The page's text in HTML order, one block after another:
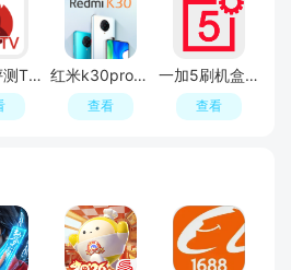
安兔兔评测TV大屏电视版apk 红米k30pro刷机软件官方线刷版
查看
一加5刷机盒子手机版最新版
查看